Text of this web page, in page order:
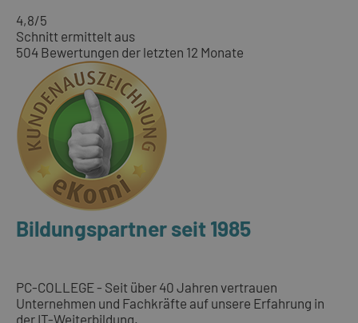
4,8/5
Schnitt ermittelt aus
504 Bewertungen der letzten 12 Monate
Bildungspartner seit 1985
PC-COLLEGE - Seit über 40 Jahren vertrauen
Unternehmen und Fachkräfte auf unsere Erfahrung in
der IT-Weiterbildung.